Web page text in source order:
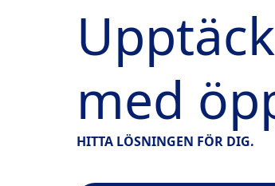
med
HITTA LÖSNINGEN FÖR DIG.